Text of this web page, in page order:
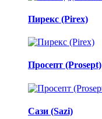
Пирекс (Pirex)
Просепт (Prosept)
Сази (Sazi)